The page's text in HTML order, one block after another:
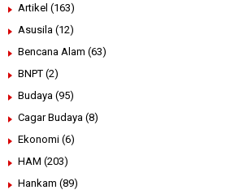
Artikel (163)
Asusila (12)
Bencana Alam (63)
BNPT (2)
Budaya (95)
Cagar Budaya (8)
Ekonomi (6)
HAM (203)
Hankam (89)